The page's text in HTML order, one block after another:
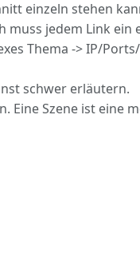
einzeln stehen
muss jedem Link
Thema -> IP/
schwer erläutern.
Eine Szene ist eine